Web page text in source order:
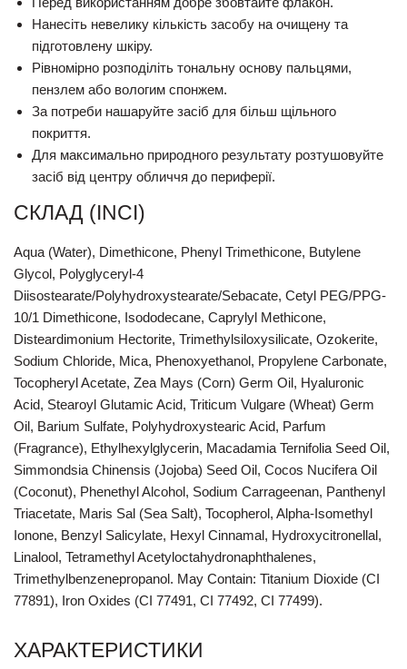
Нанесіть невелику кількість засобу на очищену та
підготовлену шкіру.
Рівномірно розподіліть тональну основу пальцями,
пензлем або вологим спонжем.
За потреби нашаруйте засіб для більш щільного
покриття.
Для максимально природного результату розтушовуйте
засіб від центру обличчя до периферії.
СКЛАД (INCI)
Aqua (Water), Dimethicone, Phenyl Trimethicone, Butylene
Glycol, Polyglyceryl-4
Diisostearate/Polyhydroxystearate/Sebacate, Cetyl PEG/PPG-
10/1 Dimethicone, Isododecane, Caprylyl Methicone,
Disteardimonium Hectorite, Trimethylsiloxysilicate, Ozokerite,
Sodium Chloride, Mica, Phenoxyethanol, Propylene Carbonate,
Tocopheryl Acetate, Zea Mays (Corn) Germ Oil, Hyaluronic
Acid, Stearoyl Glutamic Acid, Triticum Vulgare (Wheat) Germ
Oil, Barium Sulfate, Polyhydroxystearic Acid, Parfum
(Fragrance), Ethylhexylglycerin, Macadamia Ternifolia Seed Oil,
Simmondsia Chinensis (Jojoba) Seed Oil, Cocos Nucifera Oil
(Coconut), Phenethyl Alcohol, Sodium Carrageenan, Panthenyl
Triacetate, Maris Sal (Sea Salt), Tocopherol, Alpha-Isomethyl
Ionone, Benzyl Salicylate, Hexyl Cinnamal, Hydroxycitronellal,
Linalool, Tetramethyl Acetyloctahydronaphthalenes,
Trimethylbenzenepropanol. May Contain: Titanium Dioxide (CI
77891), Iron Oxides (CI 77491, CI 77492, CI 77499).
ХАРАКТЕРИСТИКИ